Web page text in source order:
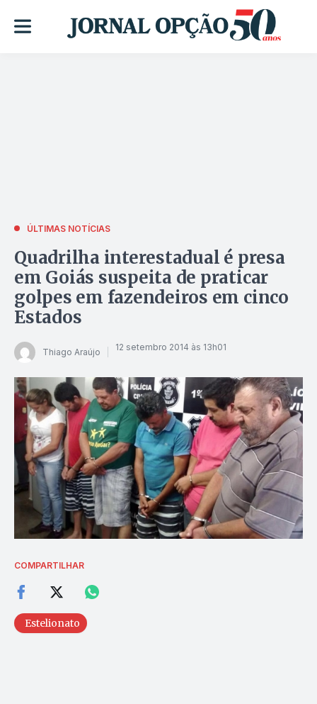
ÚLTIMAS NOTÍCIAS
Quadrilha interestadual é presa
em Goiás suspeita de praticar
golpes em fazendeiros em cinco
Estados
Thiago Araújo 12 setembro 2014 às 13h01
COMPARTILHAR
Estelionato